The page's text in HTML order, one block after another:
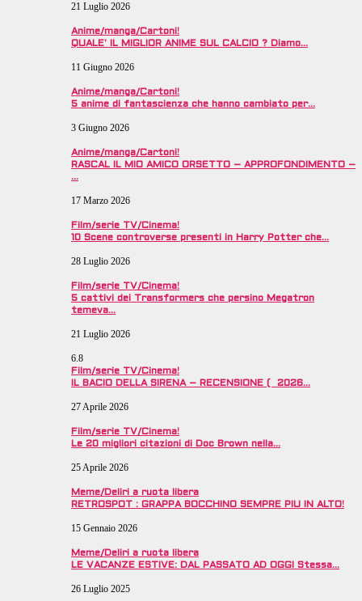
21 Luglio 2026
Anime/manga/Cartoni!
QUALE’ IL MIGLIOR ANIME SUL CALCIO ? Diamo…
11 Giugno 2026
Anime/manga/Cartoni!
5 anime di fantascienza che hanno cambiato per…
3 Giugno 2026
Anime/manga/Cartoni!
RASCAL IL MIO AMICO ORSETTO – APPROFONDIMENTO –
…
17 Marzo 2026
Film/serie TV/Cinema!
10 Scene controverse presenti in Harry Potter che…
28 Luglio 2026
Film/serie TV/Cinema!
5 cattivi dei Transformers che persino Megatron
temeva…
21 Luglio 2026
6.8
Film/serie TV/Cinema!
IL BACIO DELLA SIRENA – RECENSIONE ( 2026…
27 Aprile 2026
Film/serie TV/Cinema!
Le 20 migliori citazioni di Doc Brown nella…
25 Aprile 2026
Meme/Deliri a ruota libera
RETROSPOT : GRAPPA BOCCHINO SEMPRE PIU IN ALTO!
15 Gennaio 2026
Meme/Deliri a ruota libera
LE VACANZE ESTIVE: DAL PASSATO AD OGGI Stessa…
26 Luglio 2025